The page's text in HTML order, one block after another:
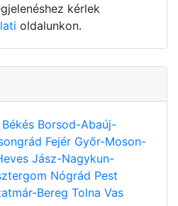
kérlek
oldalunkon.
Békés Borsod-Abaúj-
Fejér Győr-Moson-
Jász-Nagykun-
Nógrád Pest
Bereg Tolna Vas